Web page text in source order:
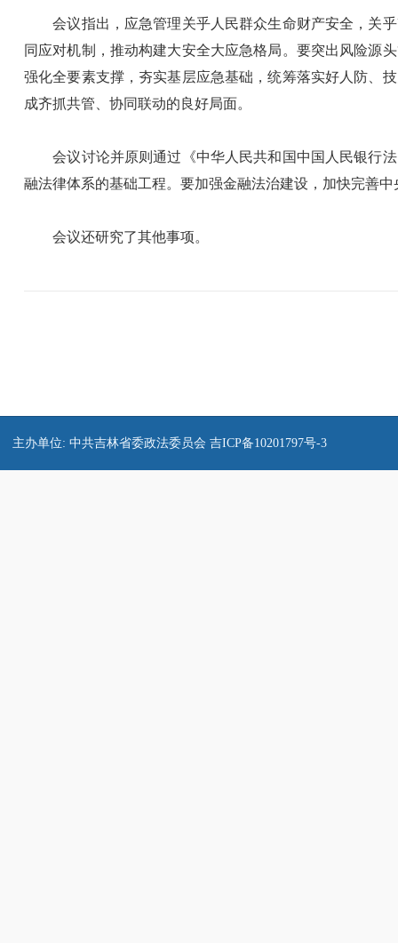
会议指出，应急管理关乎人民群众生命财产安全，关乎
同应对机制，推动构建大安全大应急格局。要突出风险源
强化全要素支撑，夯实基层应急基础，统筹落实好人防、
成齐抓共管、协同联动的良好局面。
会议讨论并原则通过《中华人民共和国中国人民银行法
融法律体系的基础工程。要加强金融法治建设，加快完善
会议还研究了其他事项。
主办单位: 中共吉林省委政法委员会 吉ICP备10201797号-3